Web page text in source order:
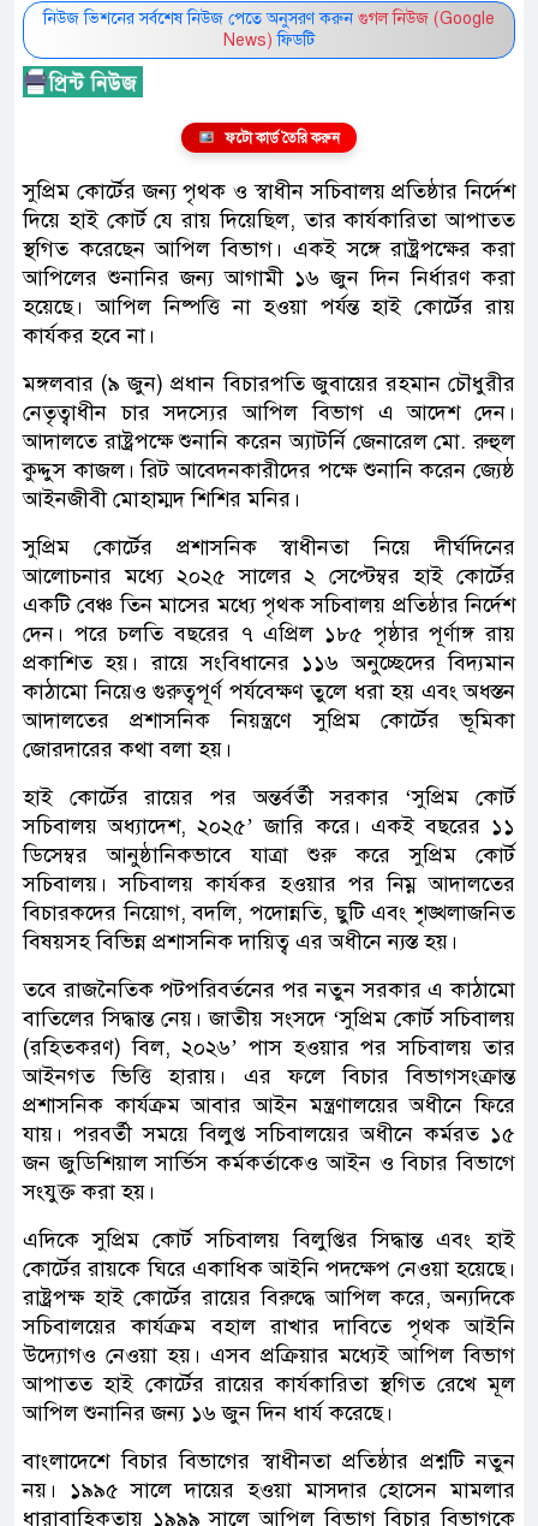
নিউজ ভিশনের সর্বশেষ নিউজ পেতে অনুসরণ করুন গুগল নিউজ (Google
News) ফিডটি
ফটো কার্ড তৈরি করুন
সুপ্রিম কোর্টের জন্য পৃথক ও স্বাধীন সচিবালয় প্রতিষ্ঠার নির্দেশ
দিয়ে হাই কোর্ট যে রায় দিয়েছিল, তার কার্যকারিতা আপাতত
স্থগিত করেছেন আপিল বিভাগ। একই সঙ্গে রাষ্ট্রপক্ষের করা
আপিলের শুনানির জন্য আগামী ১৬ জুন দিন নির্ধারণ করা
হয়েছে। আপিল নিষ্পত্তি না হওয়া পর্যন্ত হাই কোর্টের রায়
কার্যকর হবে না।
মঙ্গলবার (৯ জুন) প্রধান বিচারপতি জুবায়ের রহমান চৌধুরীর
নেতৃত্বাধীন চার সদস্যের আপিল বিভাগ এ আদেশ দেন।
আদালতে রাষ্ট্রপক্ষে শুনানি করেন অ্যাটর্নি জেনারেল মো. রুহুল
কুদ্দুস কাজল। রিট আবেদনকারীদের পক্ষে শুনানি করেন জ্যেষ্ঠ
আইনজীবী মোহাম্মদ শিশির মনির।
সুপ্রিম কোর্টের প্রশাসনিক স্বাধীনতা নিয়ে দীর্ঘদিনের
আলোচনার মধ্যে ২০২৫ সালের ২ সেপ্টেম্বর হাই কোর্টের
একটি বেঞ্চ তিন মাসের মধ্যে পৃথক সচিবালয় প্রতিষ্ঠার নির্দেশ
দেন। পরে চলতি বছরের ৭ এপ্রিল ১৮৫ পৃষ্ঠার পূর্ণাঙ্গ রায়
প্রকাশিত হয়। রায়ে সংবিধানের ১১৬ অনুচ্ছেদের বিদ্যমান
কাঠামো নিয়েও গুরুত্বপূর্ণ পর্যবেক্ষণ তুলে ধরা হয় এবং অধস্তন
আদালতের প্রশাসনিক নিয়ন্ত্রণে সুপ্রিম কোর্টের ভূমিকা
জোরদারের কথা বলা হয়।
হাই কোর্টের রায়ের পর অন্তর্বর্তী সরকার ‘সুপ্রিম কোর্ট
সচিবালয় অধ্যাদেশ, ২০২৫’ জারি করে। একই বছরের ১১
ডিসেম্বর আনুষ্ঠানিকভাবে যাত্রা শুরু করে সুপ্রিম কোর্ট
সচিবালয়। সচিবালয় কার্যকর হওয়ার পর নিম্ন আদালতের
বিচারকদের নিয়োগ, বদলি, পদোন্নতি, ছুটি এবং শৃঙ্খলাজনিত
বিষয়সহ বিভিন্ন প্রশাসনিক দায়িত্ব এর অধীনে ন্যস্ত হয়।
তবে রাজনৈতিক পটপরিবর্তনের পর নতুন সরকার এ কাঠামো
বাতিলের সিদ্ধান্ত নেয়। জাতীয় সংসদে ‘সুপ্রিম কোর্ট সচিবালয়
(রহিতকরণ) বিল, ২০২৬’ পাস হওয়ার পর সচিবালয় তার
আইনগত ভিত্তি হারায়। এর ফলে বিচার বিভাগসংক্রান্ত
প্রশাসনিক কার্যক্রম আবার আইন মন্ত্রণালয়ের অধীনে ফিরে
যায়। পরবর্তী সময়ে বিলুপ্ত সচিবালয়ের অধীনে কর্মরত ১৫
জন জুডিশিয়াল সার্ভিস কর্মকর্তাকেও আইন ও বিচার বিভাগে
সংযুক্ত করা হয়।
এদিকে সুপ্রিম কোর্ট সচিবালয় বিলুপ্তির সিদ্ধান্ত এবং হাই
কোর্টের রায়কে ঘিরে একাধিক আইনি পদক্ষেপ নেওয়া হয়েছে।
রাষ্ট্রপক্ষ হাই কোর্টের রায়ের বিরুদ্ধে আপিল করে, অন্যদিকে
সচিবালয়ের কার্যক্রম বহাল রাখার দাবিতে পৃথক আইনি
উদ্যোগও নেওয়া হয়। এসব প্রক্রিয়ার মধ্যেই আপিল বিভাগ
আপাতত হাই কোর্টের রায়ের কার্যকারিতা স্থগিত রেখে মূল
আপিল শুনানির জন্য ১৬ জুন দিন ধার্য করেছে।
বাংলাদেশে বিচার বিভাগের স্বাধীনতা প্রতিষ্ঠার প্রশ্নটি নতুন
নয়। ১৯৯৫ সালে দায়ের হওয়া মাসদার হোসেন মামলার
ধারাবাহিকতায় ১৯৯৯ সালে আপিল বিভাগ বিচার বিভাগকে